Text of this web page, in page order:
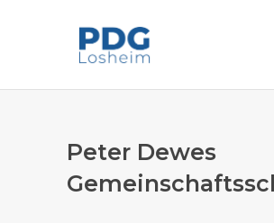
Peter Dewes